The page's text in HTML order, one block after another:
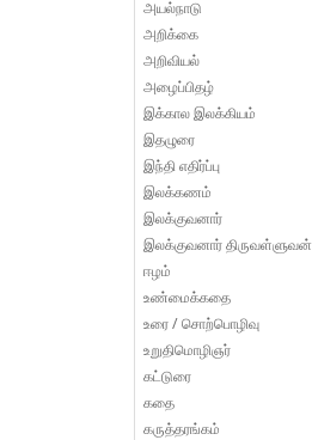
அயல்நாடு
அறிக்கை
அறிவியல்
அழைப்பிதழ்
இக்கால இலக்கியம்
இதழுரை
இந்தி எதிர்ப்பு
இலக்கணம்
இலக்குவனார்
இலக்குவனார் திருவள்ளுவன்
ஈழம்
உண்மைக்கதை
உரை / சொற்பொழிவு
உறுதிமொழிஞர்
கட்டுரை
கதை
கருத்தரங்கம்